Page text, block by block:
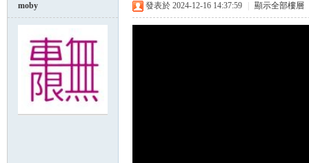
moby 發表於 2024-12-16 14:37:59 顯示全部樓層